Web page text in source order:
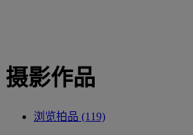
摄影作品
浏览拍品 (119)